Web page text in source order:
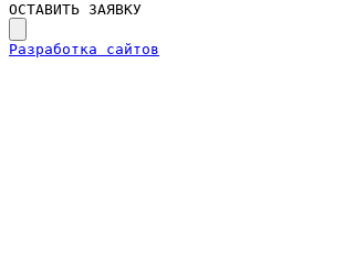
ОСТАВИТЬ ЗАЯВКУ
Разработка сайтов